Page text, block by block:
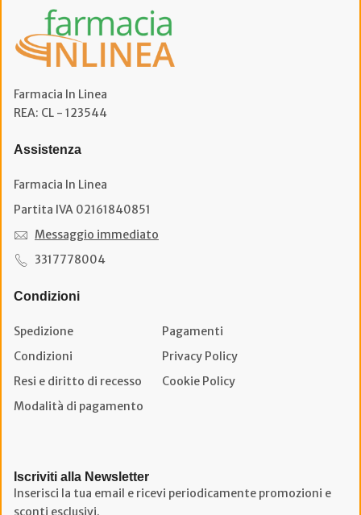
Farmacia In Linea
REA: CL - 123544
Assistenza
Farmacia In Linea
Partita IVA 02161840851
Messaggio immediato
3317778004
Condizioni
Spedizione
Pagamenti
Condizioni
Privacy Policy
Resi e diritto di recesso
Cookie Policy
Modalità di pagamento
Iscriviti alla Newsletter
Inserisci la tua email e ricevi periodicamente promozioni e
sconti esclusivi.